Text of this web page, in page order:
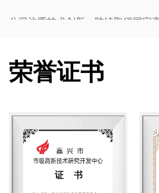
公司注重技术创新，陆续取得国家
得UL、TUV、CQC等权威认证，完
能，深耕新能源市场，致力于成为
应商。
荣誉证书